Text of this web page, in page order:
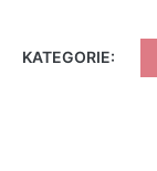
KATEGORIE: